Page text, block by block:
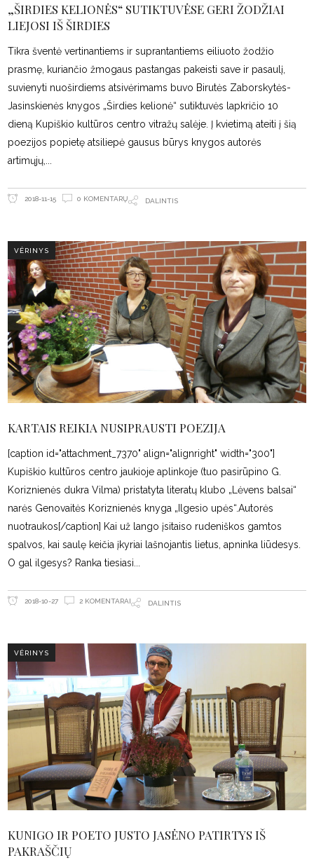
„ŠIRDIES KELIONĖS“ SUTIKTUVĖSE GERI ŽODŽIAI
LIEJOSI IŠ ŠIRDIES
Tikra šventė vertinantiems ir suprantantiems eiliuoto žodžio
prasmę, kuriančio žmogaus pastangas pakeisti save ir pasaulį,
suvienyti nuoširdiems atsivėrimams buvo Birutės Zaborskytės-
Jasinskienės knygos „Širdies kelionė“ sutiktuvės lapkričio 10
dieną Kupiškio kultūros centro vitražų salėje. Į kvietimą ateiti į šią
poezijos popietę atsiliepė gausus būrys knygos autorės
artimųjų,
2018-11-15 0 KOMENTARŲ DALINTIS
VĖRINYS
KARTAIS REIKIA NUSIPRAUSTI POEZIJA
[caption id="attachment_7370" align="alignright" width="300"]
Kupiškio kultūros centro jaukioje aplinkoje (tuo pasirūpino G.
Koriznienės dukra Vilma) pristatyta literatų klubo „Lėvens balsai“
narės Genovaitės Koriznienės knyga „Ilgesio upės“.Autorės
nuotraukos[/caption] Kai už lango įsitaiso rudeniškos gamtos
spalvos, kai saulę keičia įkyriai lašnojantis lietus, apninka liūdesys.
O gal ilgesys? Ranka tiesiasi
2018-10-27 2 KOMENTARAI DALINTIS
VĖRINYS
KUNIGO IR POETO JUSTO JASĖNO PATIRTYS IŠ
PAKRAŠČIŲ